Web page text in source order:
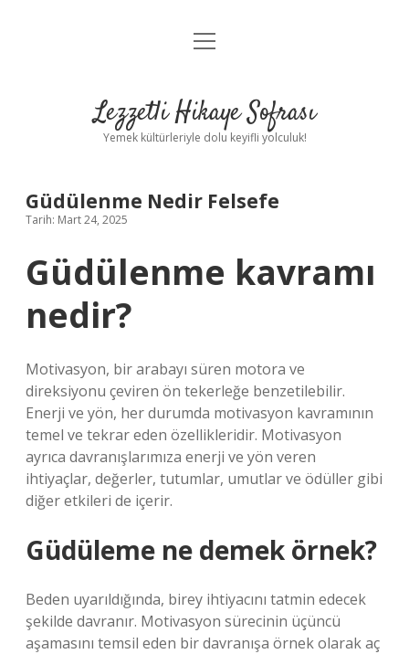
Anasayfa
Yasal Uyarı
menüyü
Lezzetli Hikaye Sofrası
Yemek kültürleriyle dolu keyifli yolculuk!
Güdülenme Nedir Felsefe
Tarih: Mart 24, 2025
Güdülenme kavramı
nedir?
Motivasyon, bir arabayı süren motora ve
direksiyonu çeviren ön tekerleğe benzetilebilir.
Enerji ve yön, her durumda motivasyon kavramının
temel ve tekrar eden özellikleridir. Motivasyon
ayrıca davranışlarımıza enerji ve yön veren
ihtiyaçlar, değerler, tutumlar, umutlar ve ödüller gibi
diğer etkileri de içerir.
Güdüleme ne demek örnek?
Beden uyarıldığında, birey ihtiyacını tatmin edecek
şekilde davranır. Motivasyon sürecinin üçüncü
aşamasını temsil eden bir davranışa örnek olarak aç